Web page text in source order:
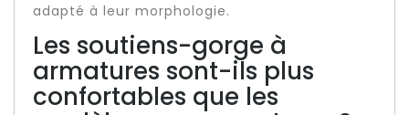
adapté à leur morphologie.
Les soutiens-gorge à
armatures sont-ils plus
confortables que les